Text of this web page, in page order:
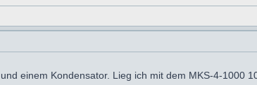
einem Kondensator. Lieg ich mit dem MKS-4-1000